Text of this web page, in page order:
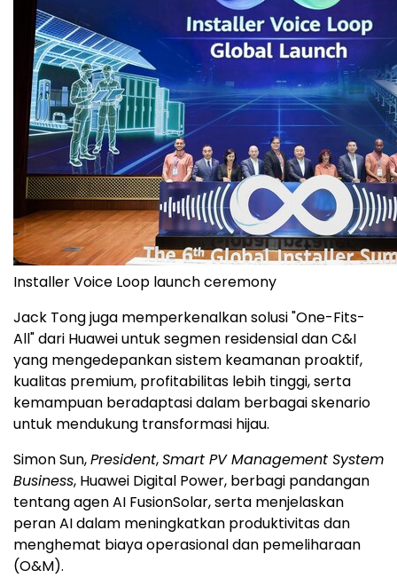
Installer Voice Loop launch ceremony
Jack Tong juga memperkenalkan solusi "One-Fits-
All" dari Huawei untuk segmen residensial dan C&I
yang mengedepankan sistem keamanan proaktif,
kualitas premium, profitabilitas lebih tinggi, serta
kemampuan beradaptasi dalam berbagai skenario
untuk mendukung transformasi hijau.
Simon Sun,President,Smart PV Management System
Business, Huawei Digital Power, berbagi pandangan
tentang agen AI FusionSolar, serta menjelaskan
peran AI dalam meningkatkan produktivitas dan
menghemat biaya operasional dan pemeliharaan
(O&M).